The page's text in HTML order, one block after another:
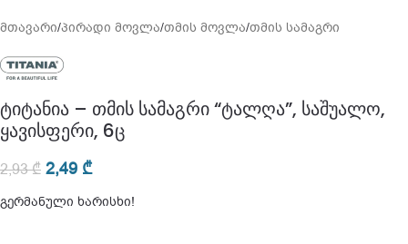
მთავარი/პირადი მოვლა/თმის მოვლა/თმის სამაგრი
ტიტანია – თმის სამაგრი “ტალღა”, საშუალო,
ყავისფერი, 6ც
2,93₾ 2,49 ₾
გერმანული ხარისხი!